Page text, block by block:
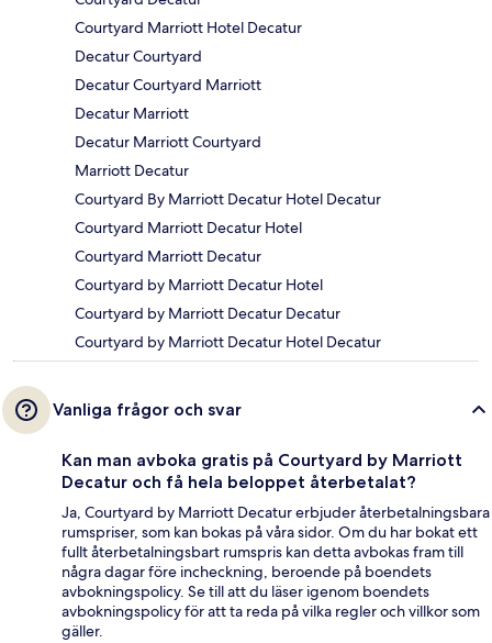
Courtyard Marriott Hotel Decatur
Decatur Courtyard
Decatur Courtyard Marriott
Decatur Marriott
Decatur Marriott Courtyard
Marriott Decatur
Courtyard By Marriott Decatur Hotel Decatur
Courtyard Marriott Decatur Hotel
Courtyard Marriott Decatur
Courtyard by Marriott Decatur Hotel
Courtyard by Marriott Decatur Decatur
Courtyard by Marriott Decatur Hotel Decatur
Vanliga frågor och svar
Kan man avboka gratis på Courtyard by Marriott
Decatur och få hela beloppet återbetalat?
Ja, Courtyard by Marriott Decatur erbjuder återbetalningsbara
rumspriser, som kan bokas på våra sidor. Om du har bokat ett
fullt återbetalningsbart rumspris kan detta avbokas fram till
några dagar före incheckning, beroende på boendets
avbokningspolicy. Se till att du läser igenom boendets
avbokningspolicy för att ta reda på vilka regler och villkor som
gäller.